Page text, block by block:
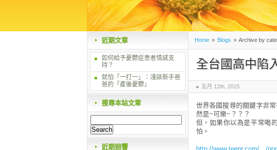
Home » Blogs » Archive by
全台國高中陷
五月 12th, 2015
世界各國搜尋的關鍵字非
然是~可樂~？？？
但，如果你以為是平常喝
怕。
近期文章
如何給予憂鬱症患者情感支
持？
就怕「一打一」：淺談新手爸
爸的「產後憂鬱」
搜尋本站文章
近期迴響